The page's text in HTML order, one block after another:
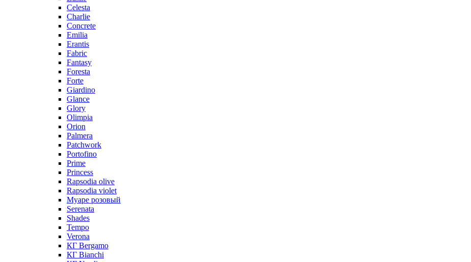
Celesta
Charlie
Concrete
Emilia
Erantis
Fabric
Fantasy
Foresta
Forte
Giardino
Glance
Glory
Olimpia
Orion
Palmera
Patchwork
Portofino
Prime
Princess
Rapsodia olive
Rapsodia violet
Муаре розовый
Serenata
Shades
Tempo
Verona
КГ Bergamo
КГ Bianchi